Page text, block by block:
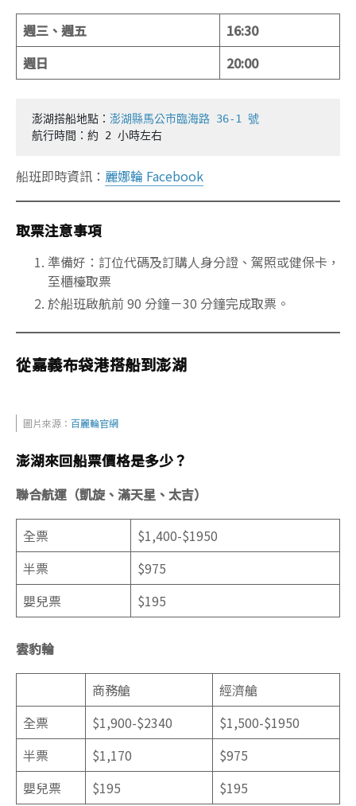
週三、週五
16:30
週日
20:00
澎湖搭船地點： 澎湖縣馬公市臨海路 36-1 號
航行時間：約 2 小時左右
船班即時資訊： 麗娜輪 Facebook
取票注意事項
準備好：訂位代碼及訂購人身分證、駕照或健保卡，
至櫃檯取票
於船班啟航前 90 分鐘－30 分鐘完成取票。
從嘉義布袋港搭船到澎湖
圖片來源： 百麗輪官網
澎湖來回船票價格是多少？
聯合航運（凱旋、滿天星、太吉）
全票
$1,400-$1950
半票
$975
嬰兒票
$195
雲豹輪
商務艙
經濟艙
全票
$1,900-$2340
$1,500-$1950
半票
$1,170
$975
嬰兒票
$195 $195